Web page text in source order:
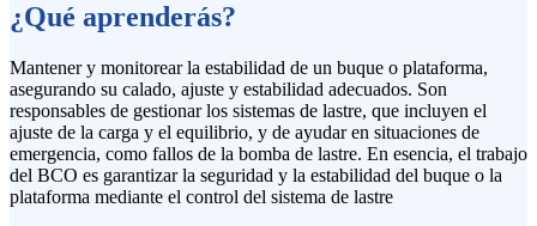
¿Qué aprenderás?
Mantener y monitorear la estabilidad de un buque o plataforma,
asegurando su calado, ajuste y estabilidad adecuados. Son
responsables de gestionar los sistemas de lastre, que incluyen el
ajuste de la carga y el equilibrio, y de ayudar en situaciones de
emergencia, como fallos de la bomba de lastre. En esencia, el trabajo
del BCO es garantizar la seguridad y la estabilidad del buque o la
plataforma mediante el control del sistema de lastre